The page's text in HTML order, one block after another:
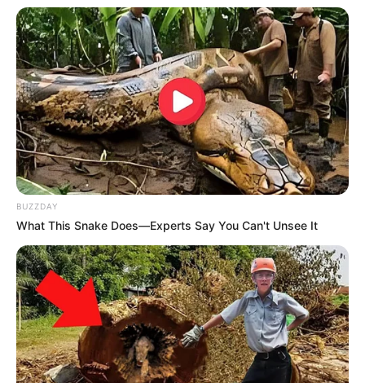
BUZZDAY
What This Snake Does—Experts Say You Can't Unsee It